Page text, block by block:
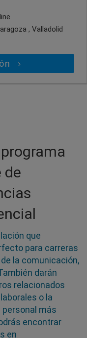
, Valladolid
de
que
para carreras
la comunicación,
darán
relacionados
o la
más
encontrar
en